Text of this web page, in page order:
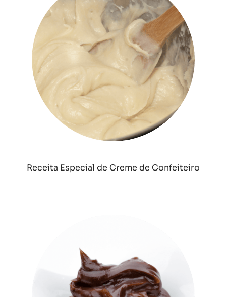
Receita Especial de Creme de Confeiteiro